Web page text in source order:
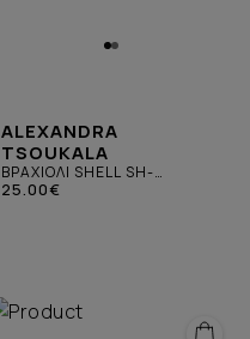
ALEXANDRA
TSOUKALA
ΒΡΑΧΙΟΛΙ SHELL SH-
ΜΠΟΡΝΤΟ
25.00€